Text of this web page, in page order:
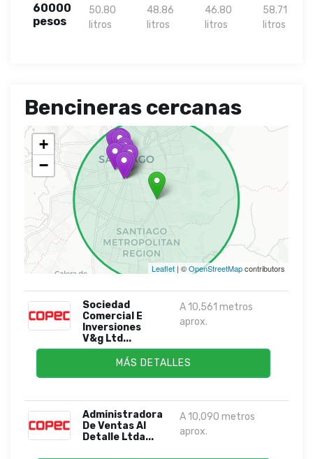
60000
pesos
50.80
litros
48.86
litros
46.80
litros
58.71
litros
Bencineras cercanas
+
−
Leaflet | ©OpenStreetMapcontributors
Sociedad
Comercial E
Inversiones
V&g Ltd...
A 10,561 metros
aprox.
MÁS DETALLES
Administradora
De Ventas Al
Detalle Ltda...
A 10,090 metros
aprox.